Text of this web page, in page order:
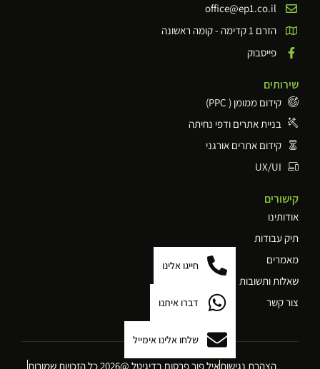
office@ep1.co.il
הזרם 1 קדימה - קומה ראשונה
פייסבוק
שירותים
קידום ממומן ( PPC)
בניית אתרים ודפי נחיתה
קידום אתרים אורגני
UX/UI
קישורים
אודותינו
תיק עבודות
מאמרים
שאלות ותשובות
צור קשר
הצהרת נגישותאיל פור פרסום בדיגיטל @2026 כל הזכויות שמורות
חייגו אלינו
דברו איתנו
שלחו אלינו אימייל